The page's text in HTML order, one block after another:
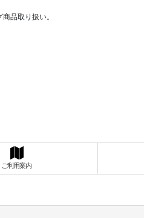
品取り扱い。
ご利用案内